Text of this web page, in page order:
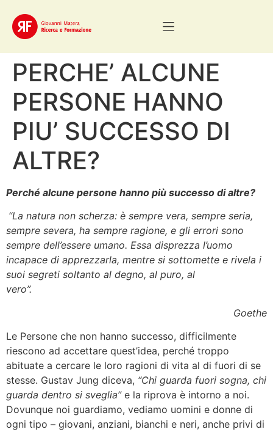
PERCHE’ ALCUNE
PERSONE HANNO
PIU’ SUCCESSO DI
ALTRE?
Perché alcune persone hanno più successo di altre?
“La natura non scherza: è sempre vera, sempre seria,
sempre severa, ha sempre ragione, e gli errori sono
sempre dell’essere umano. Essa disprezza l’uomo
incapace di apprezzarla, mentre si sottomette e rivela i
suoi segreti soltanto al degno, al puro, al
vero”.
Goethe
Le Persone che non hanno successo, difficilmente
riescono ad accettare quest’idea, perché troppo
abituate a cercare le loro ragioni di vita al di fuori di se
stesse. Gustav Jung diceva, “Chi guarda fuori sogna, chi
guarda dentro si sveglia”e la riprova è intorno a noi.
Dovunque noi guardiamo, vediamo uomini e donne di
ogni tipo – giovani, anziani, bianchi e neri, anche privi di